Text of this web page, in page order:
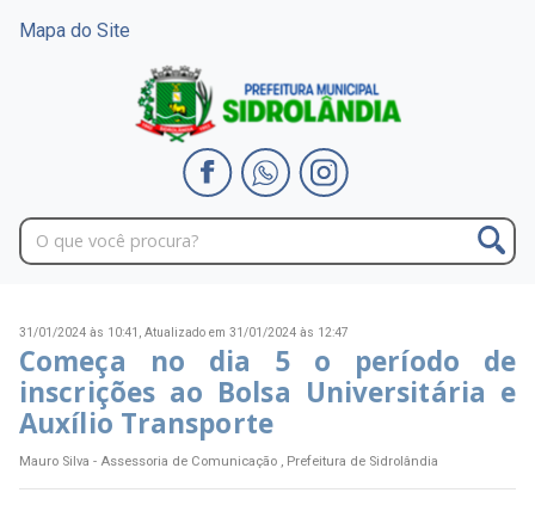
Mapa do Site
31/01/2024 às 10:41, Atualizado em 31/01/2024 às 12:47
Começa no dia 5 o período de
inscrições ao Bolsa Universitária e
Auxílio Transporte
Mauro Silva - Assessoria de Comunicação , Prefeitura de Sidrolândia